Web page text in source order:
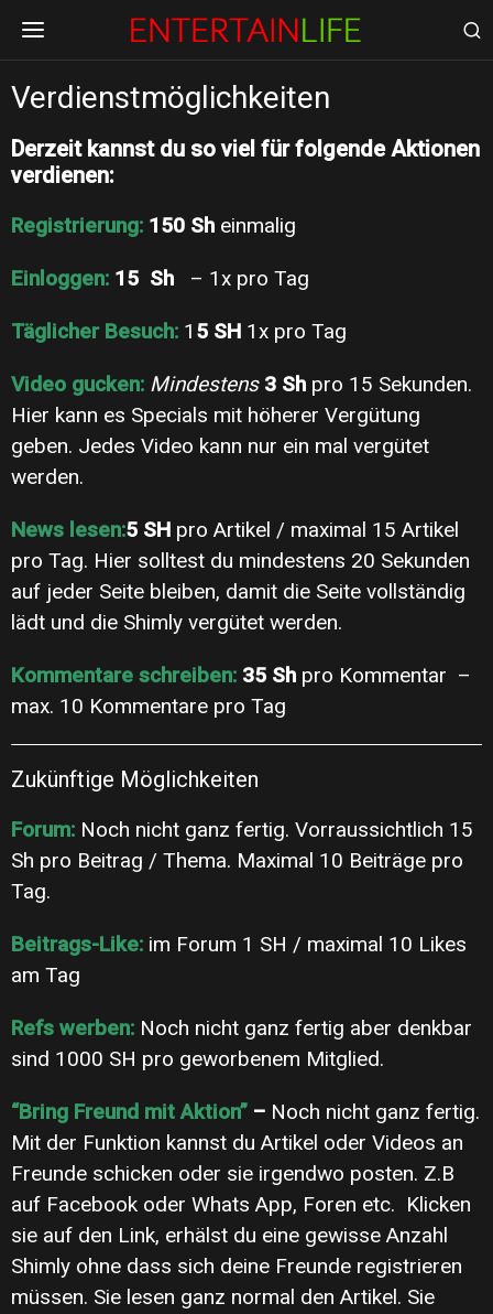
Verdienstmöglichkeiten
Derzeit kannst du so viel für folgende Aktionen
verdienen:
Registrierung: 150 Sh einmalig
Einloggen: 15 Sh – 1x pro Tag
Täglicher Besuch: 1 5 SH 1x pro Tag
Video gucken: Mindestens 3 Sh pro 15 Sekunden.
Hier kann es Specials mit höherer Vergütung
geben. Jedes Video kann nur ein mal vergütet
werden.
News lesen:5 SH pro Artikel / maximal 15 Artikel
pro Tag. Hier solltest du mindestens 20 Sekunden
auf jeder Seite bleiben, damit die Seite vollständig
lädt und die Shimly vergütet werden.
Kommentare schreiben: 35 Sh pro Kommentar –
max. 10 Kommentare pro Tag
Zukünftige Möglichkeiten
Forum: Noch nicht ganz fertig. Vorraussichtlich 15
Sh pro Beitrag / Thema. Maximal 10 Beiträge pro
Tag.
Beitrags-Like: im Forum 1 SH / maximal 10 Likes
am Tag
Refs werben: Noch nicht ganz fertig aber denkbar
sind 1000 SH pro geworbenem Mitglied.
“Bring Freund mit Aktion” – Noch nicht ganz fertig.
Mit der Funktion kannst du Artikel oder Videos an
Freunde schicken oder sie irgendwo posten. Z.B
auf Facebook oder Whats App, Foren etc. Klicken
sie auf den Link, erhälst du eine gewisse Anzahl
Shimly ohne dass sich deine Freunde registrieren
müssen. Sie lesen ganz normal den Artikel. Sie